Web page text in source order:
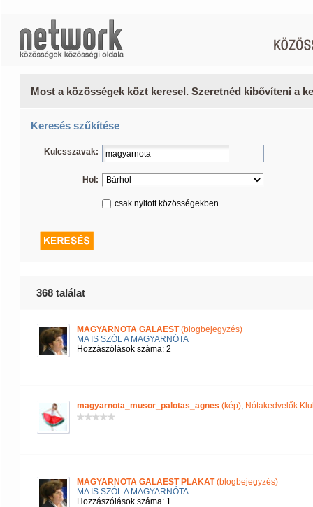
Most a közösségek közt keresel. Szeretnéd kibővíteni a
Keresés szűkítése
Kulcsszavak:
Hol:
csak nyitott közösségekben
368 találat
MAGYARNOTA GALAEST(blogbejegyzés)
MA IS SZÓL A MAGYARNÓTA
Hozzászólások száma: 2
magyarnota_musor_palotas_agnes (kép), Nótakedvelők
MAGYARNOTA GALAEST PLAKAT(blogbejegyzés)
MA IS SZÓL A MAGYARNÓTA
Hozzászólások száma: 1